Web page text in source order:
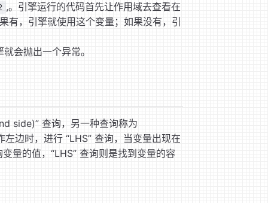
,。引擎运行的代码首先让作用域去查看在
有，引擎就使用这个变量；如果没有，引
会抛出一个异常。
side)” 查询，另一种查询称为
边时，进行 “LHS” 查询，当变量出现在
量的值，“LHS” 查询则是找到变量的容